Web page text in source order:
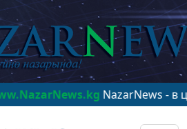
NazarNews - в